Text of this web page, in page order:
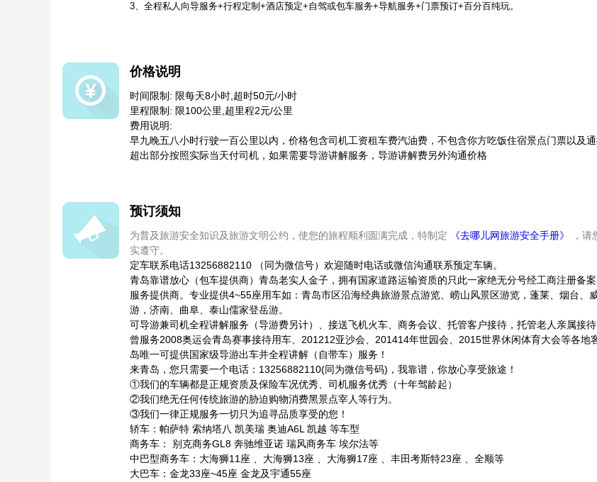
3、全程私人向导服务+行程定制+酒店预定+自驾或包车服务+导航服务+门票预订+百分百纯玩。
价格说明
时间限制: 限每天8小时,超时50元/小时
里程限制: 限100公里,超里程2元/公里
费用说明:
早九晚五八小时行驶一百公里以内，价格包含司机工资租车费汽油费，不包含你方吃饭住宿景点门票以及通
超出部分按照实际当天付司机，如果需要导游讲解服务，导游讲解费另外沟通价格
预订须知
为普及旅游安全知识及旅游文明公约，使您的旅程顺利圆满完成，特制定 《去哪儿网旅游安全手册》
，请
实遵守。
定车联系电话13256882110 （同为微信号）欢迎随时电话或微信沟通联系预定车辆。
青岛靠谱放心（包车提供商）青岛老实人金子，拥有国家道路运输资质的只此一家绝无分号经工商注册备
服务提供商。专业提供4~55座用车如：青岛市区沿海经典旅游景点游览、崂山风景区游览，蓬莱、烟台、
游，济南、曲阜、泰山儒家登岳游。
可导游兼司机全程讲解服务（导游费另计）、接送飞机火车、商务会议、托管客户接待，托管老人亲属接待
曾服务2008奥运会青岛赛事接待用车、201212亚沙会、201414年世园会、2015世界休闲体育大会等各地
岛唯一可提供国家级导游出车并全程讲解（自带车）服务！
来青岛，您只需要一个电话：13256882110(同为微信号码)，我靠谱，你放心享受旅途！
①我们的车辆都是正规资质及保险车况优秀、司机服务优秀（十年驾龄起）
②我们绝无任何传统旅游的胁迫购物消费黑景点宰人等行为。
③我们一律正规服务一切只为追寻品质享受的您！
轿车：帕萨特 索纳塔八 凯美瑞 奥迪A6L 凯越 等车型
商务车： 别克商务GL8 奔驰维亚诺 瑞风商务车 埃尔法等
中巴型商务车：大海狮11座 、大海狮13座 、大海狮17座 、丰田考斯特23座 、全顺等
大巴车：金龙33座~45座 金龙及宇通55座